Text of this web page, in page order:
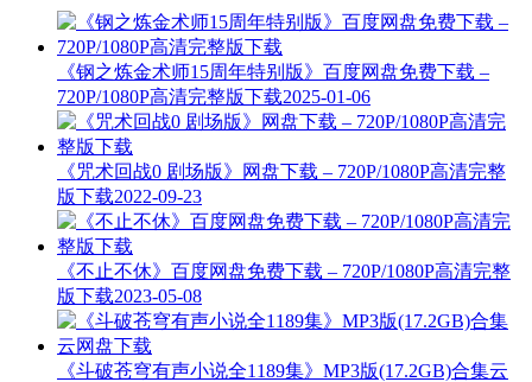
《钢之炼金术师15周年特别版》百度网盘免费下载 –
720P/1080P高清完整版下载2025-01-06
《咒术回战0 剧场版》网盘下载 – 720P/1080P高清完整
版下载2022-09-23
《不止不休》百度网盘免费下载 – 720P/1080P高清完整
版下载2023-05-08
《斗破苍穹有声小说全1189集》MP3版(17.2GB)合集云